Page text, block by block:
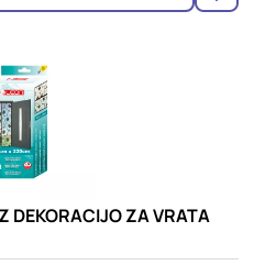
DEKORACIJO ZA VRATA